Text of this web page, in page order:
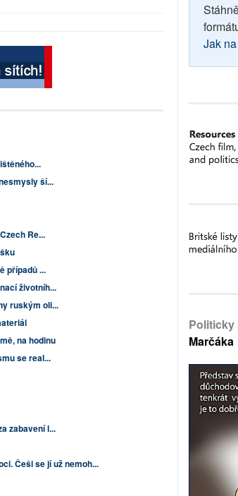
ší...
Re...
případů ...
životníh...
ruským oli...
na hodinu
se real...
zabavení l...
Češi se jí už nemoh...
Jak
Politicky
Marčáka